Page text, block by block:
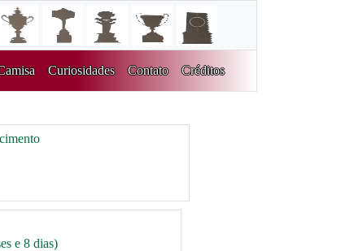
Curiosidades Contato Créditos
e 8 dias)